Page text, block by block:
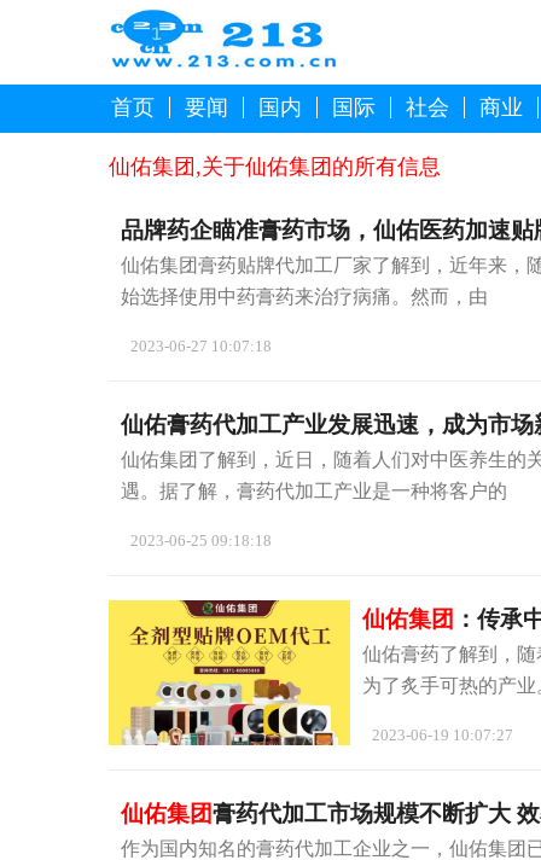
首页 要闻 国内 国际 社会 商业
仙佑集团,关于仙佑集团的所有信息
品牌药企瞄准膏药市场，仙佑医药加速贴
仙佑集团膏药贴牌代加工厂家了解到，近年来，
始选择使用中药膏药来治疗病痛。然而，由
2023-06-27 10:07:18
仙佑膏药代加工产业发展迅速，成为市场
仙佑集团了解到，近日，随着人们对中医养生的
遇。据了解，膏药代加工产业是一种将客户的
2023-06-25 09:18:18
仙佑集团 ：传承
仙佑膏药了解到，
为了炙手可热的产
2023-06-19 10:07:27
仙佑集团膏药代加工市场规模不断扩大
作为国内知名的膏药代加工企业之一，仙佑集团